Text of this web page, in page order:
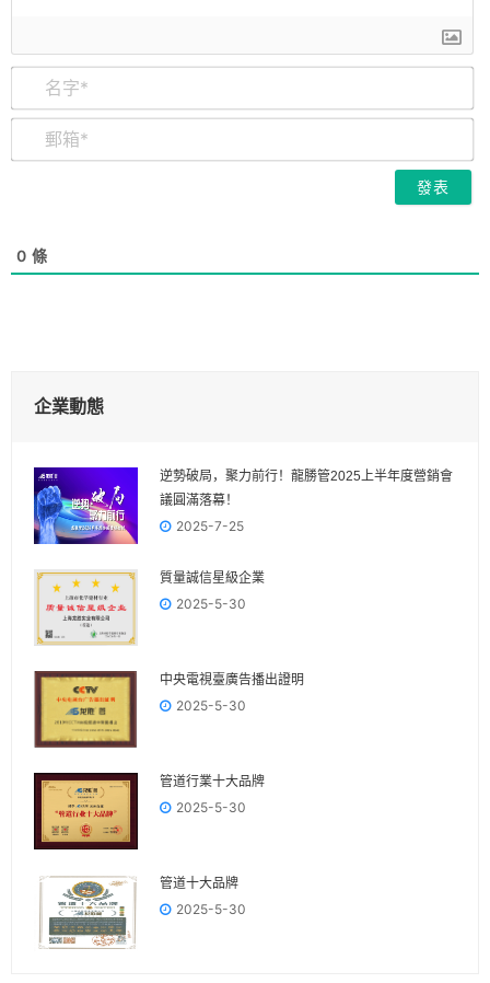
*
0 條
企業動態
逆勢破局，聚力前行！龍勝管2025上半年度營銷會
議圓滿落幕！
2025-7-25
質量誠信星級企業
2025-5-30
中央電視臺廣告播出證明
2025-5-30
管道行業十大品牌
2025-5-30
管道十大品牌
2025-5-30